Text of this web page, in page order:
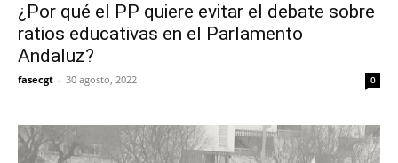
¿Por qué el PP quiere evitar el debate sobre
ratios educativas en el Parlamento
Andaluz?
fasecgt - 30 agosto, 2022 0